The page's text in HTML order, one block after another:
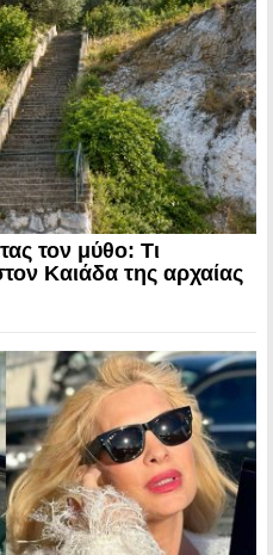
τον μύθο: Τι
Καιάδα της αρχαίας